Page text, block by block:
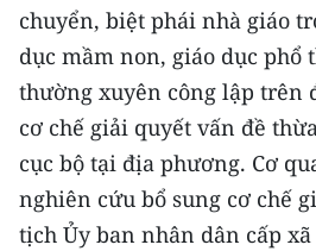
chuyển, biệt phái nhà giáo
dục mầm non, giáo dục phổ
thường xuyên công lập trên
cơ chế giải quyết vấn đề
cục bộ tại địa phương. Cơ
nghiên cứu bổ sung cơ chế
tịch Ủy ban nhân dân cấp